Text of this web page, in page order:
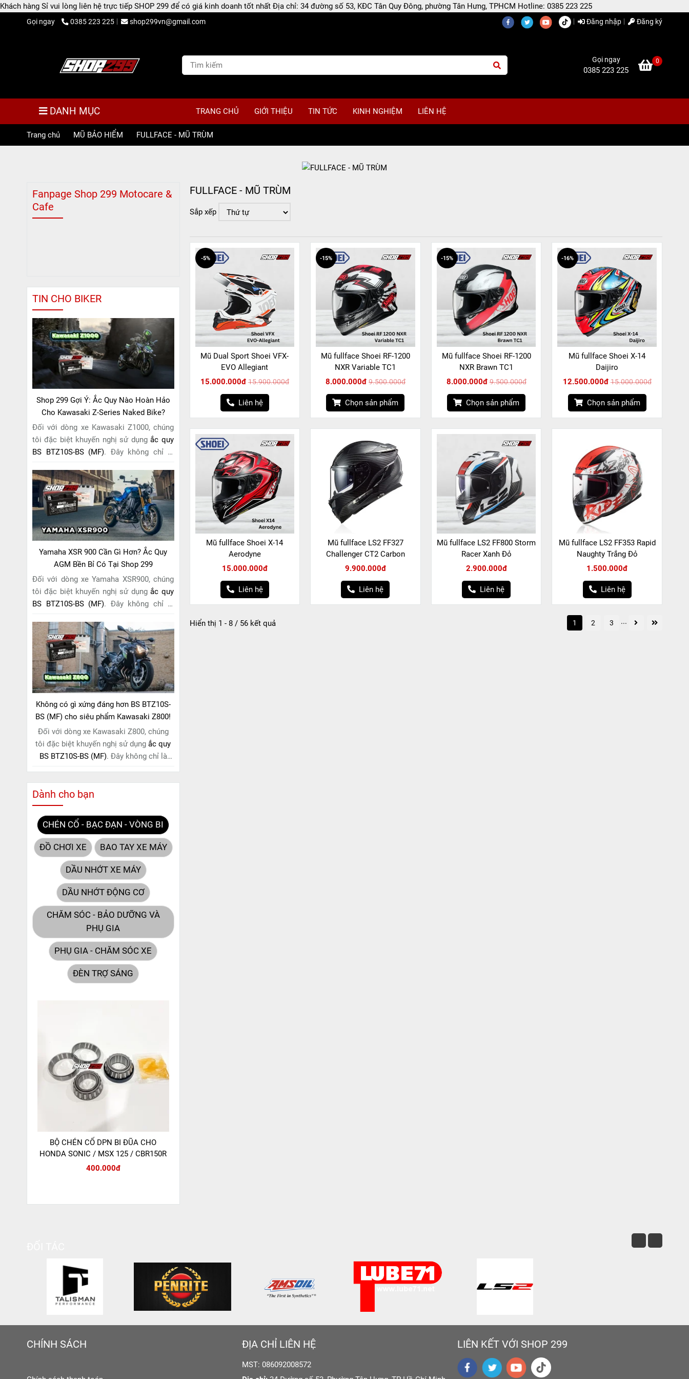
Gọi ngay 0385 223 225 shop299vn@gmail.com Đăng nhập Đăng ký
Gọi ngay
0385 223 225
0
DANH MỤC TRANG CHỦ GIỚI THIỆU TIN TỨC KINH NGHIỆM LIÊN HỆ
Trang chủ MŨ BẢO HIỂM FULLFACE - MŨ TRÙM
FULLFACE - MŨ TRÙM
Sắp xếp
Mũ Dual Sport Shoei VFX-
EVO Allegiant
15.000.000đ 15.900.000đ
-5%
Liên hệ
Mũ fullface Shoei RF-1200
NXR Variable TC1
8.000.000đ 9.500.000đ
-15%
Chọn sản phẩm
Mũ fullface Shoei RF-1200
NXR Brawn TC1
8.000.000đ 9.500.000đ
-15%
Chọn sản phẩm
Mũ fullface Shoei X-14
Daijiro
12.500.000đ 15.000.000đ
-16%
Chọn sản phẩm
Mũ fullface Shoei X-14
Aerodyne
15.000.000đ
Liên hệ
Mũ fullface LS2 FF327
Challenger CT2 Carbon
9.900.000đ
Liên hệ
Mũ fullface LS2 FF800 Storm
Racer Xanh Đỏ
2.900.000đ
Liên hệ
Mũ fullface LS2 FF353 Rapid
Naughty Trắng Đỏ
1.500.000đ
Liên hệ
Hiển thị 1 - 8 / 56 kết quả 1 2 3 ...
Fanpage Shop 299 Motocare &
Cafe
TIN CHO BIKER
Shop 299 Gợi Ý: Ắc Quy Nào Hoàn Hảo
Cho Kawasaki Z-Series Naked Bike?
Đối với dòng xe Kawasaki Z1000, chúng
tôi đặc biệt khuyến nghị sử dụng ắc quy
BS BTZ10S-BS (MF). Đây không chỉ là
giải pháp hoàn hảo được thiết kế dành
riêng cho "chiến mã" này. Vớicông nghệ
MF (Maintenance Free)tiên tiến, loại ắc
quy khô này hoàn toàn không cần bảo
dưỡng.
Yamaha XSR 900 Cần Gì Hơn? Ắc Quy
AGM Bền Bỉ Có Tại Shop 299
Đối với dòng xe Yamaha XSR900, chúng
tôi đặc biệt khuyến nghị sử dụng ắc quy
BS BTZ10S-BS (MF). Đây không chỉ là
giải pháp hoàn hảo được thiết kế dành
riêng cho "chiến mã" retro này. Với công
nghệ MF (Maintenance Free)tiên tiến,
loại ắc quy khô này hoàn toàn không cần
bảo dưỡng.
Không có gì xứng đáng hơn BS BTZ10S-
BS (MF) cho siêu phẩm Kawasaki Z800!
Đối với dòng xe Kawasaki Z800, chúng
tôi đặc biệt khuyến nghị sử dụngắc quy
BS BTZ10S-BS (MF). Đây không chỉ là
riêng cho "chiến mã" này. Với
MF (Maintenance Free)
quy khô này hoàn toàn không cần bảo
dưỡng.
Dành cho bạn
CHÉN CỔ - BẠC ĐẠN - VÒNG BI
ĐỒ CHƠI XE BAO TAY XE MÁY
DẦU NHỚT XE MÁY
DẦU NHỚT ĐỘNG CƠ
CHĂM SÓC - BẢO DƯỠNG VÀ
PHỤ GIA
PHỤ GIA - CHĂM SÓC XE
ĐÈN TRỢ SÁNG
BỘ CHÉN CỔ DPN BI ĐŨA CHO
HONDA SONIC / MSX 125 / CBR150R
400.000đ
CHÍNH SÁCH ĐỊA CHỈ LIÊN HỆ
MST: 086092008572
LIÊN KẾT VỚI SHOP 299
Khách hàng Sỉ vui lòng liên hệ trực tiếp SHOP 299 để có giá kinh doanh tốt nhất Địa chỉ: 34 đường số 53, KĐC Tân Quy Đông, phường Tân Hưng, TPHCM Hotline: 0385 223 225